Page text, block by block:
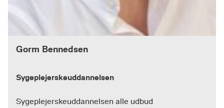
Gorm Bennedsen
Sygeplejerskeuddannelsen
Sygeplejerskeuddannelsen alle udbud